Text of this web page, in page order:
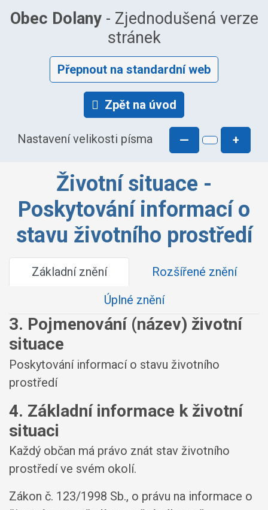
Obec Dolany- Zjednodušená verze
stránek
Přepnout na standardní web
Zpět na úvod
Nastavení velikosti písma — +
Životní situace -
Poskytování informací o
stavu životního prostředí
Základní znění
Rozšířené znění
Úplné znění
3. Pojmenování (název) životní
situace
Poskytování informací o stavu životního
prostředí
4. Základní informace k životní
situaci
Každý občan má právo znát stav životního
prostředí ve svém okolí.
Zákon č. 123/1998 Sb., o právu na informace o